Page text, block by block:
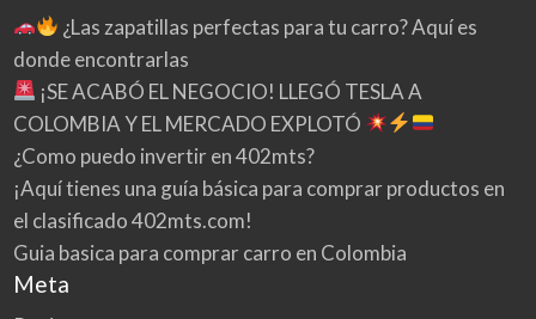
¿Las zapatillas perfectas para tu carro? Aquí es
donde encontrarlas
¡SE ACABÓ EL NEGOCIO! LLEGÓ TESLA A
COLOMBIA Y EL MERCADO EXPLOTÓ
¿Como puedo invertir en 402mts?
¡Aquí tienes una guía básica para comprar productos en
el clasificado 402mts.com!
Guia basica para comprar carro en Colombia
Meta